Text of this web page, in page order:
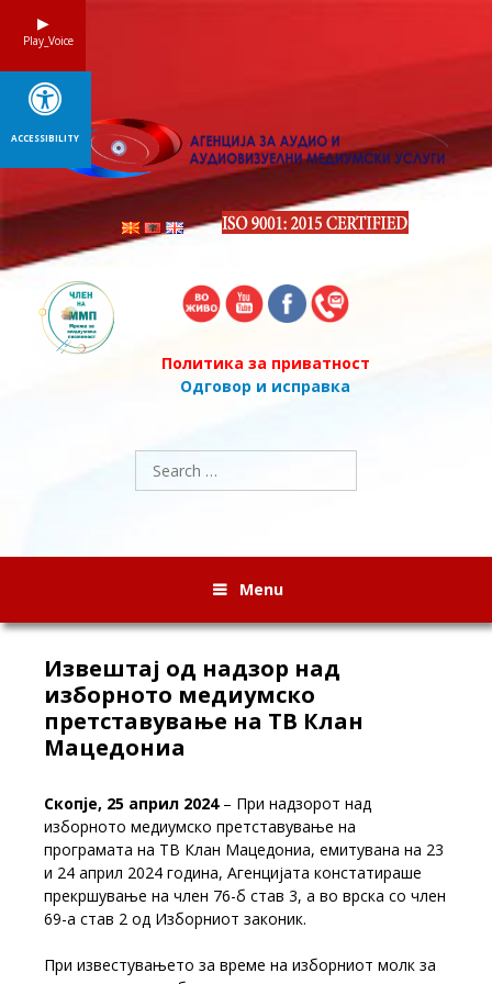
Политика за приватност
Одговор и исправка
Search
for:
Menu
Извештај од надзор над
изборното медиумско
претставување на ТВ Клан
Мацедониа
Скопје, 25 април 2024– При надзорот над
изборното медиумско претставување на
програмата на ТВ Клан Мацедониа, емитувана на 23
и 24 април 2024 година, Агенцијата констатираше
прекршување на член 76-б став 3, а во врска со член
69-а став 2 од Изборниот законик.
При известувањето за време на изборниот молк за
Play_Voice
ACCESSIBILITY